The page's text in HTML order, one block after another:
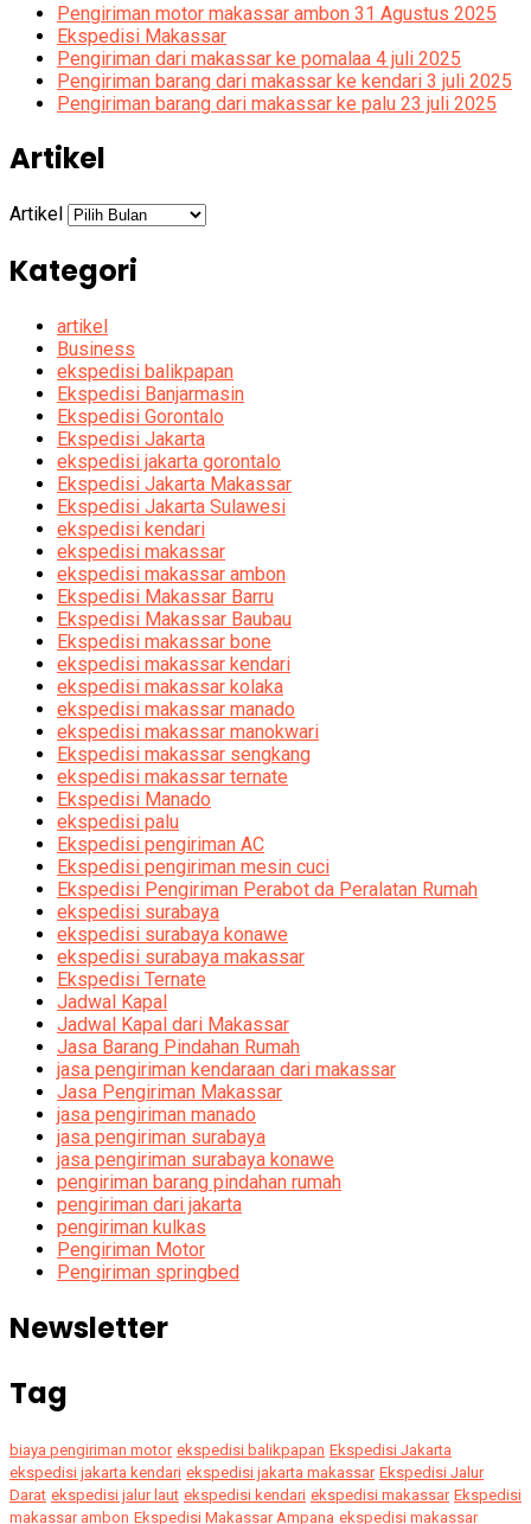
Pengiriman motor makassar ambon 31 Agustus 2025
Ekspedisi Makassar
Pengiriman dari makassar ke pomalaa 4 juli 2025
Pengiriman barang dari makassar ke kendari 3 juli 2025
Pengiriman barang dari makassar ke palu 23 juli 2025
Artikel
Artikel
Kategori
artikel
Business
ekspedisi balikpapan
Ekspedisi Banjarmasin
Ekspedisi Gorontalo
Ekspedisi Jakarta
ekspedisi jakarta gorontalo
Ekspedisi Jakarta Makassar
Ekspedisi Jakarta Sulawesi
ekspedisi kendari
ekspedisi makassar
ekspedisi makassar ambon
Ekspedisi Makassar Barru
Ekspedisi Makassar Baubau
Ekspedisi makassar bone
ekspedisi makassar kendari
ekspedisi makassar kolaka
ekspedisi makassar manado
ekspedisi makassar manokwari
Ekspedisi makassar sengkang
ekspedisi makassar ternate
Ekspedisi Manado
ekspedisi palu
Ekspedisi pengiriman AC
Ekspedisi pengiriman mesin cuci
Ekspedisi Pengiriman Perabot da Peralatan Rumah
ekspedisi surabaya
ekspedisi surabaya konawe
ekspedisi surabaya makassar
Ekspedisi Ternate
Jadwal Kapal
Jadwal Kapal dari Makassar
Jasa Barang Pindahan Rumah
jasa pengiriman kendaraan dari makassar
Jasa Pengiriman Makassar
jasa pengiriman manado
jasa pengiriman surabaya
jasa pengiriman surabaya konawe
pengiriman barang pindahan rumah
pengiriman dari jakarta
pengiriman kulkas
Pengiriman Motor
Pengiriman springbed
Newsletter
Tag
biaya pengiriman motor ekspedisi balikpapan Ekspedisi Jakarta
ekspedisi jakarta kendari ekspedisi jakarta makassar Ekspedisi Jalur
Darat ekspedisi jalur laut ekspedisi kendari ekspedisi makassar Ekspedisi
makassar ambon Ekspedisi Makassar Ampana ekspedisi makassar